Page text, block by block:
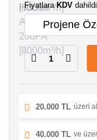
FiyatlaraKDV
Projene
20.000 TL üzeri
40.000 TL ve